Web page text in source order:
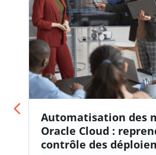
Automatisation des
Oracle Cloud :
contrôle des